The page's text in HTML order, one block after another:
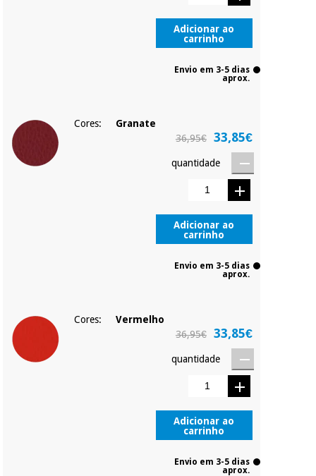
Adicionar ao
carrinho
Envio em 3-5 dias
aprox.
Cores:
Granate
36,95€
33,85€
quantidade
Adicionar ao
carrinho
Envio em 3-5 dias
aprox.
Cores:
Vermelho
36,95€
33,85€
quantidade
Adicionar ao
carrinho
Envio em 3-5 dias
aprox.